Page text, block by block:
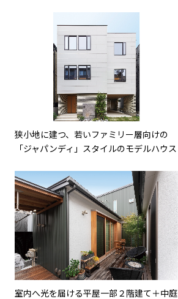
狭小地に建つ、若いファミリー層向けの
「ジャパンディ」スタイルのモデルハウス
室内へ光を届ける平屋一部２階建て＋中庭